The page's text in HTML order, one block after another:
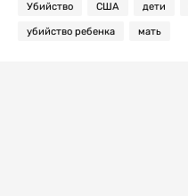
Убийство США дети
убийство ребенка мать